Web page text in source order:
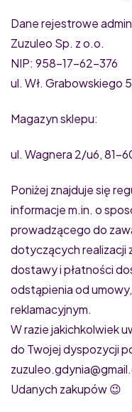
Dane rejestrowe
Zuzuleo Sp. z o.o.
NIP: 958-17-62-376
ul. Wł. Grabowskiego
Magazyn sklepu:
ul. Wagnera 2/u6, 81-
Poniżej znajduje się
informacje m.in. o
prowadzącego do
dotyczących realizacji
dostawy i płatności
odstąpienia od
reklamacyjnym.
W razie jakichkolwiek
do Twojej dyspozycji
Udanych zakupów 😉